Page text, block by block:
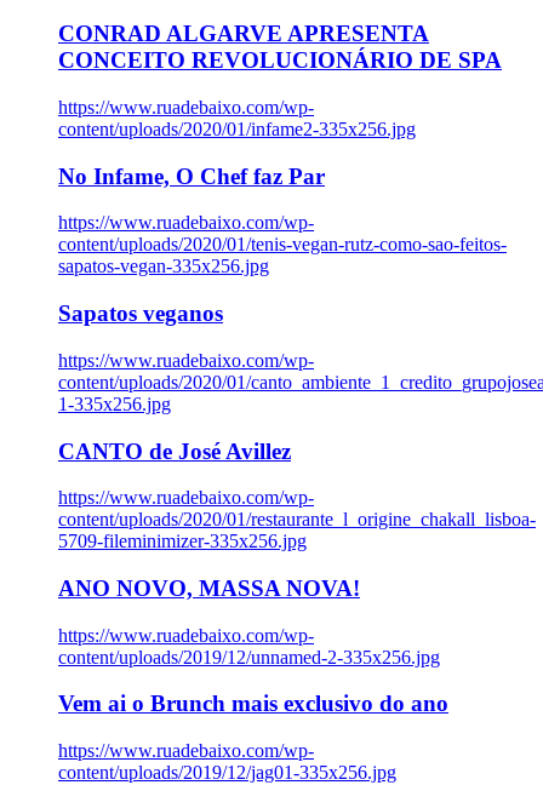
CONRAD ALGARVE APRESENTA
CONCEITO REVOLUCIONÁRIO DE SPA
https://www.ruadebaixo.com/wp-
content/uploads/2020/01/infame2-335x256.jpg
No Infame, O Chef faz Par
https://www.ruadebaixo.com/wp-
content/uploads/2020/01/tenis-vegan-rutz-como-sao-feitos-
sapatos-vegan-335x256.jpg
Sapatos veganos
https://www.ruadebaixo.com/wp-
content/uploads/2020/01/
1-335x256.jpg
CANTO de José Avillez
https://www.ruadebaixo.com/wp-
content/uploads/2020/01/restaurante_l_origine_chakall_lisboa-
5709-fileminimizer-335x256.jpg
ANO NOVO, MASSA NOVA!
https://www.ruadebaixo.com/wp-
content/uploads/2019/12/unnamed-2-335x256.jpg
Vem ai o Brunch mais exclusivo do ano
https://www.ruadebaixo.com/wp-
content/uploads/2019/12/jag01-335x256.jpg